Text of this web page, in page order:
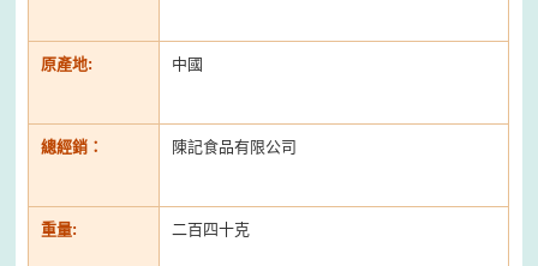
原產地: 中國
總經銷： 陳記食品有限公司
重量: 二百四十克